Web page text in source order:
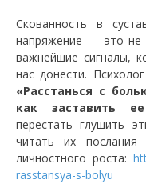
Скованность в
напряжение — это не
важнейшие сигналы,
нас донести.
«Расстанься с
как заставить
перестать глушить
читать их
личностного роста:
rasstansya-s-bolyu